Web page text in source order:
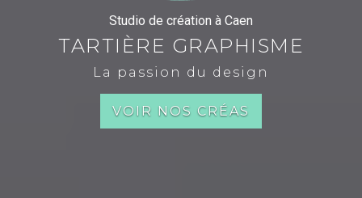
Studio de création à Caen
TARTIÈRE GRAPHISME
La passion du design
VOIR NOS CRÉAS